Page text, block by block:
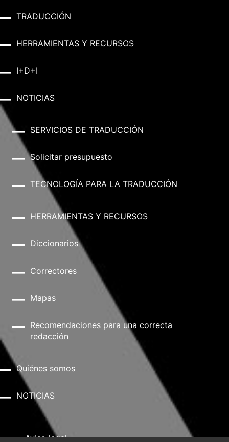
TRADUCCIÓN
HERRAMIENTAS Y RECURSOS
I+D+I
NOTICIAS
SERVICIOS DE TRADUCCIÓN
Solicitar presupuesto
TECNOLOGÍA PARA LA TRADUCCIÓN
HERRAMIENTAS Y RECURSOS
Diccionarios
Correctores
Mapas
Recomendaciones para una correcta
redacción
Quiénes somos
NOTICIAS
Aviso legal